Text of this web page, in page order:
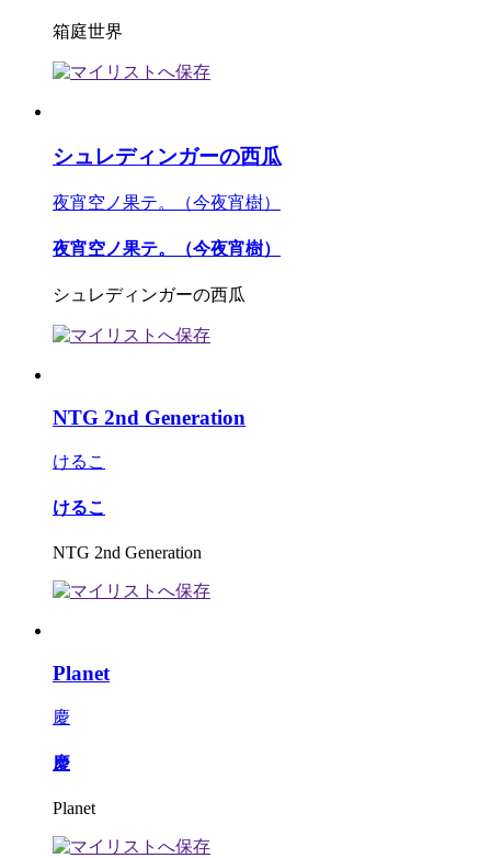
箱庭世界
シュレディンガーの西瓜
夜宵空ノ果テ。（今夜宵樹）
夜宵空ノ果テ。（今夜宵樹）
シュレディンガーの西瓜
NTG 2nd Generation
けるこ
けるこ
NTG 2nd Generation
Planet
慶
慶
Planet